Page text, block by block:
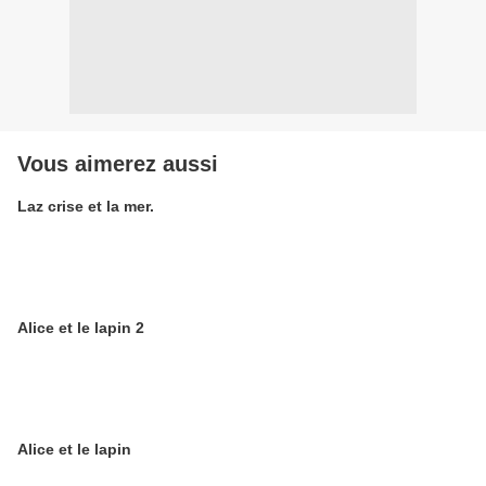
Vous aimerez aussi
Laz crise et la mer.
Alice et le lapin 2
Alice et le lapin